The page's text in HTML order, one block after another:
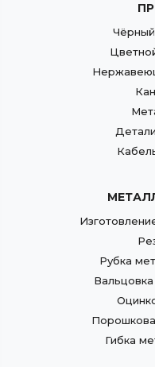
Рубка
Гибка